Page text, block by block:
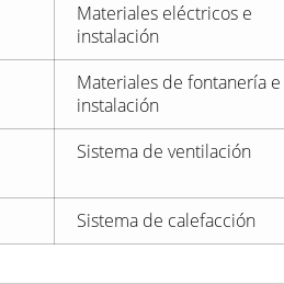
Materiales eléctricos e
instalación
Materiales de fontanería e
instalación
Sistema de ventilación
Sistema de calefacción